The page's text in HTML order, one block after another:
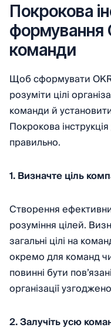
Покрокова
формування
команди
Щоб сформувати
розуміти цілі
команди й установити
Покрокова
правильно.
1. Визначте ціль
Створення
розуміння цілей.
загальні цілі на
окремо для команд
повинні бути
організації
2. Залучіть усю